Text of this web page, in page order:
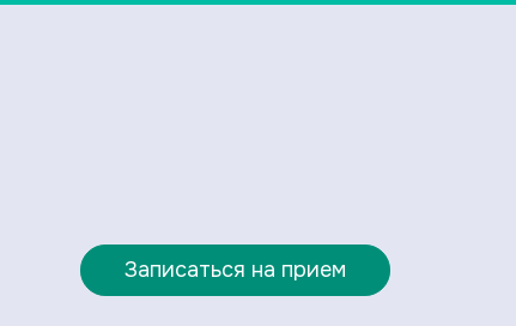
Записаться на прием